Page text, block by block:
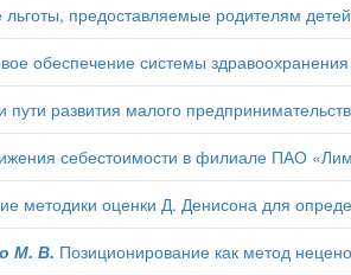
льготы, предоставляемые родителям
обеспечение системы
пути развития малого
себестоимости в филиале ПАО
методики оценки Д. Денисона для
М. В. Позиционирование как метод